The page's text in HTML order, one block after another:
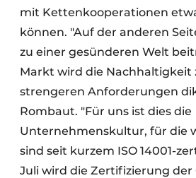
mit Kettenkooperationen
können. "Auf der anderen
zu einer gesünderen Welt
Markt wird die
strengeren Anforderungen
Rombaut. "Für uns ist dies die
Unternehmenskultur, für die
sind seit kurzem ISO 14001-
Juli wird die Zertifizierung der